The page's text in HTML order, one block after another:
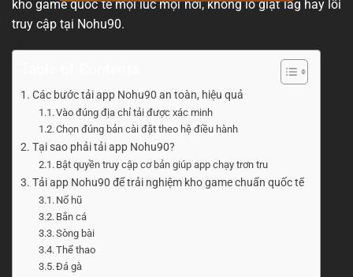
kho game quốc tế mọi lúc mọi nơi, không lo giật lag hay lỗi
truy cập tại Nohu90.
Các bước tải app Nohu90 an toàn, hiệu quả
Vào đúng địa chỉ tải được xác minh
Chọn đúng bản cài đặt theo hệ điều hành
Tại sao phải tải app Nohu90?
Bật quyền truy cập cơ bản giúp app chạy trơn tru
Tải app Nohu90 để trải nghiệm kho game chuẩn quốc tế
Nổ hũ
Bắn cá
Sòng bài
Thể thao
Đá gà